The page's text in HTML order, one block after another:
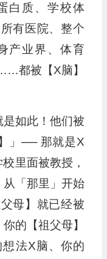
白质、学校体
有医院、整个
产业界、体育
都被【X脑】
如此！他们被
」── 那就是X
里面被教授，
从「那里」开始
母】就已经被
的【祖父母】
法X脑、你的